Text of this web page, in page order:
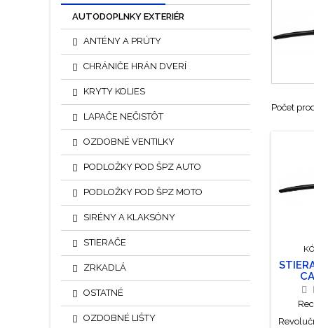
AUTODOPLNKY EXTERIÉR
ANTÉNY A PRÚTY
CHRÁNIČE HRÁN DVERÍ
KRYTY KOLIES
LAPAČE NEČISTÔT
OZDOBNÉ VENTILKY
PODLOŽKY POD ŠPZ AUTO
PODLOŽKY POD ŠPZ MOTO
SIRÉNY A KLAKSÓNY
STIERAČE
ZRKADLÁ
OSTATNÉ
OZDOBNÉ LIŠTY
Počet